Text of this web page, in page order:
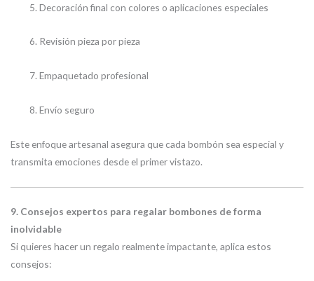
Decoración final con colores o aplicaciones especiales
Revisión pieza por pieza
Empaquetado profesional
Envío seguro
Este enfoque artesanal asegura que cada bombón sea especial y
transmita emociones desde el primer vistazo.
9. Consejos expertos para regalar bombones de forma
inolvidable
Si quieres hacer un regalo realmente impactante, aplica estos
consejos: